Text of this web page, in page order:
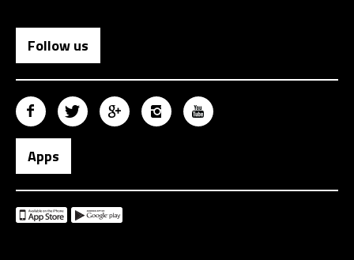
Follow us
Apps